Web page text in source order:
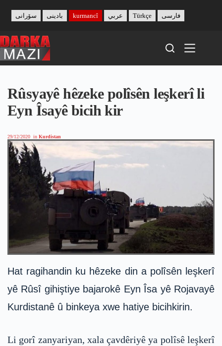
content
بادینی سۆرانی kurmancî عربي Türkçe فارسی
Rûsyayê hêzeke polîsên leşkerî li
Eyn Îsayê bicih kir
29/12/2020 in Kurdistan
Hat ragihandin ku hêzeke din a polîsên leşkerî
yê Rûsî gihiştiye bajarokê Eyn Îsa yê Rojavayê
Kurdistanê û binkeya xwe hatiye bicihkirin.
Li gorî zanyariyan, xala çavdêriyê ya polîsê leşkerî